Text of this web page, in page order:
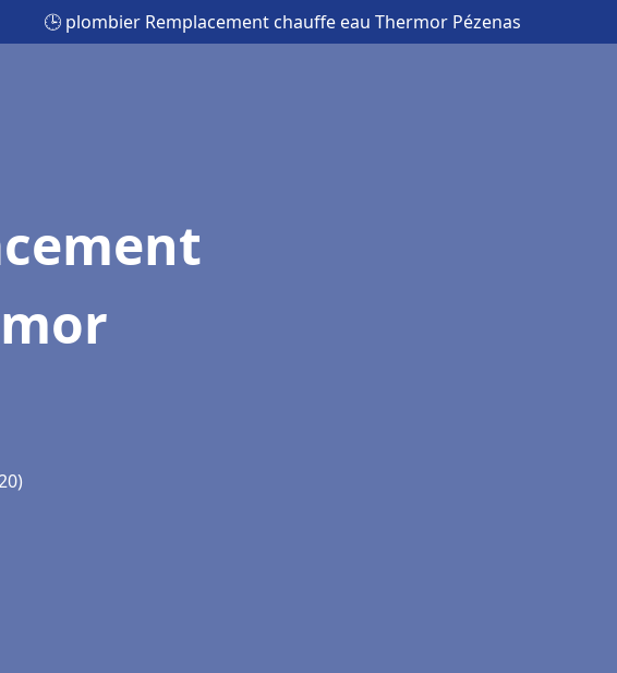
🕒 plombier Remplacement chauffe eau Thermor Pézenas